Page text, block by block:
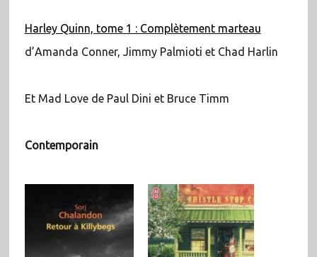
Harley Quinn, tome 1 : Complètement marteau
d’Amanda Conner, Jimmy Palmioti et Chad Harlin
Et Mad Love de Paul Dini et Bruce Timm
Contemporain